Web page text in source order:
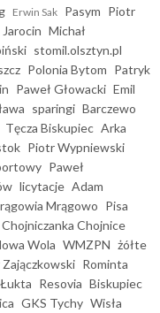
Erwin Sak Pasym Piotr
Jarocin Michał
stomil.olsztyn.pl
Polonia Bytom Patryk
Paweł Głowacki Emil
sparingi Barczewo
Tęcza Biskupiec Arka
Piotr Wypniewski
Paweł
licytacje Adam
Mrągowo Pisa
Chojniczanka Chojnice
Wola WMZPN żółte
Rominta
Łukta Resovia Biskupiec
GKS Tychy Wisła